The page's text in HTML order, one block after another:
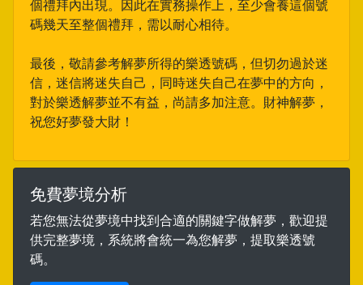
個禮拜內出現。因此在實務操作上，至少會養這個號
碼幾天至整個禮拜，需以耐心相待。
最後，敬請參考解夢所得的樂透號碼，但切勿過於迷
信，迷信將迷失自己，同時迷失自己在夢中的方向，
對於樂透解夢並不有益，尚請多加注意。財神解夢，
祝您好夢發大財！
免費夢境分析
若您無法從夢境中找到合適的關鍵字做解夢，歡迎提
供完整夢境，系統將會統一為您解夢，提取樂透號
碼。